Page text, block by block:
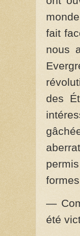
fait
nous
des
—
été